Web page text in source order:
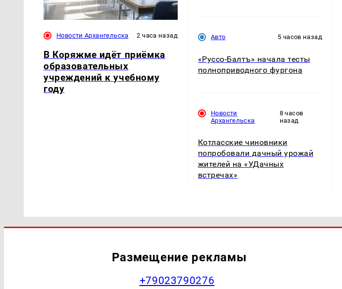
Новости Архангельска 2 часа назад
В Коряжме идёт приёмка
образовательных
учреждений к учебному
году
Авто 5 часов назад
«Руссо-Балтъ» начала тесты
полноприводного фургона
Новости
Архангельска
8 часов
назад
Котласские чиновники
попробовали дачный урожай
жителей на «УДачных
встречах»
Размещение рекламы
+79023790276